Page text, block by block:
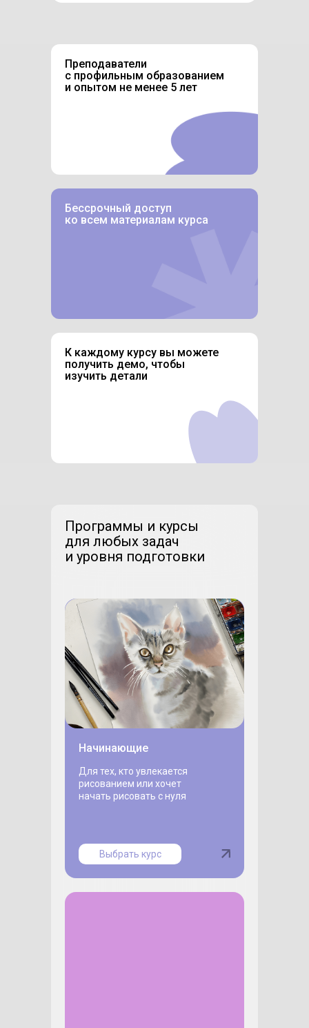
Преподаватели
с профильным образованием
и опытом не менее 5 лет
Бессрочный доступ
ко всем материалам курса
К каждому курсу вы можете
получить демо, чтобы
изучить детали
Программы и курсы
для любых задач
и уровня подготовки
Выбрать курс
Начинающие
Для тех, кто увлекается
рисованием или хочет
начать рисовать с нуля